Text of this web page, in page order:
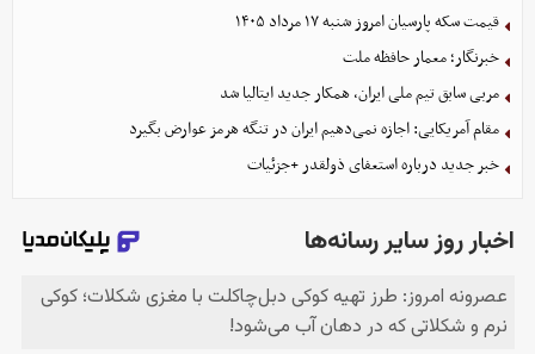
قیمت سکه پارسیان امروز شنبه ۱۷ مرداد ۱۴۰۵
خبرنگار؛ معمار حافظه ملت
مربی سابق تیم ملی ایران، همکار جدید ایتالیا شد
مقام آمریکایی: اجازه نمی‌دهیم ایران در تنگه هرمز عوارض بگیرد
خبر جدید درباره استعفای ذولقدر +جزئیات